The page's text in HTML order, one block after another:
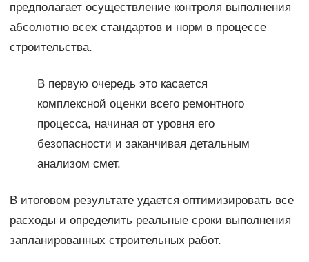
предполагает осуществление контроля выполнения
абсолютно всех стандартов и норм в процессе
строительства.
В первую очередь это касается
комплексной оценки всего ремонтного
процесса, начиная от уровня его
безопасности и заканчивая детальным
анализом смет.
В итоговом результате удается оптимизировать все
расходы и определить реальные сроки выполнения
запланированных строительных работ.